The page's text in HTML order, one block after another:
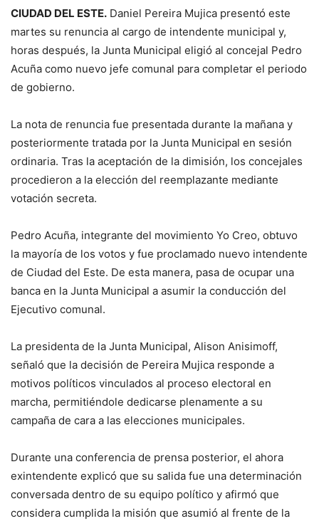
CIUDAD DEL ESTE. Daniel Pereira Mujica presentó este
martes su renuncia al cargo de intendente municipal y,
horas después, la Junta Municipal eligió al concejal Pedro
Acuña como nuevo jefe comunal para completar el periodo
de gobierno.
La nota de renuncia fue presentada durante la mañana y
posteriormente tratada por la Junta Municipal en sesión
ordinaria. Tras la aceptación de la dimisión, los concejales
procedieron a la elección del reemplazante mediante
votación secreta.
Pedro Acuña, integrante del movimiento Yo Creo, obtuvo
la mayoría de los votos y fue proclamado nuevo intendente
de Ciudad del Este. De esta manera, pasa de ocupar una
banca en la Junta Municipal a asumir la conducción del
Ejecutivo comunal.
La presidenta de la Junta Municipal, Alison Anisimoff,
señaló que la decisión de Pereira Mujica responde a
motivos políticos vinculados al proceso electoral en
marcha, permitiéndole dedicarse plenamente a su
campaña de cara a las elecciones municipales.
Durante una conferencia de prensa posterior, el ahora
exintendente explicó que su salida fue una determinación
conversada dentro de su equipo político y afirmó que
considera cumplida la misión que asumió al frente de la